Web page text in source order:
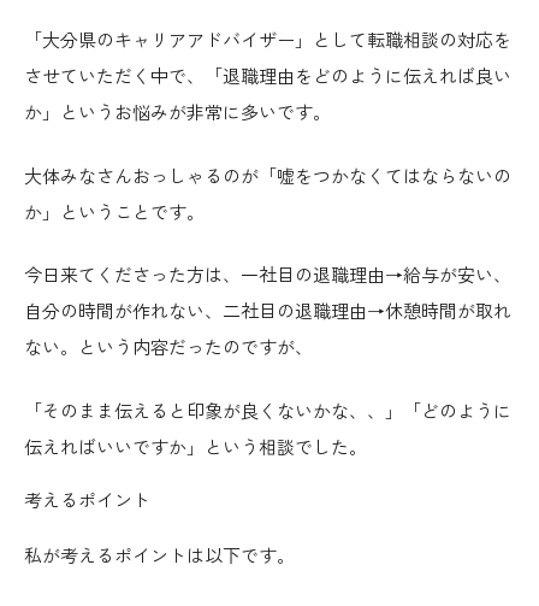
「大分県のキャリアアドバイザー」として転職相談の対応を
させていただく中で、
「退職理由をどのように伝えれば良い
か」
というお悩みが非常に多いです。
大体みなさんおっしゃるのが 「嘘をつかなくてはならないの
か」
ということです。
今日来てくださった方は、一社目の退職理由→給与が安い、
自分の時間が作れない、二社目の退職理由→休憩時間が取れ
ない。という内容だったのですが、
「そのまま伝えると印象が良くないかな、、」「どのように
伝えればいいですか」という相談でした。
考えるポイント
私が考えるポイントは以下です。